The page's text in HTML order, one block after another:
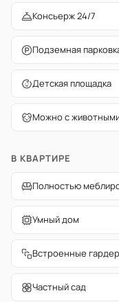
Консьерж 24/7
Подземная
Детская площадка
Можно с
В КВАРТИРЕ
Полностью
Умный дом
Встроенные
Частный сад